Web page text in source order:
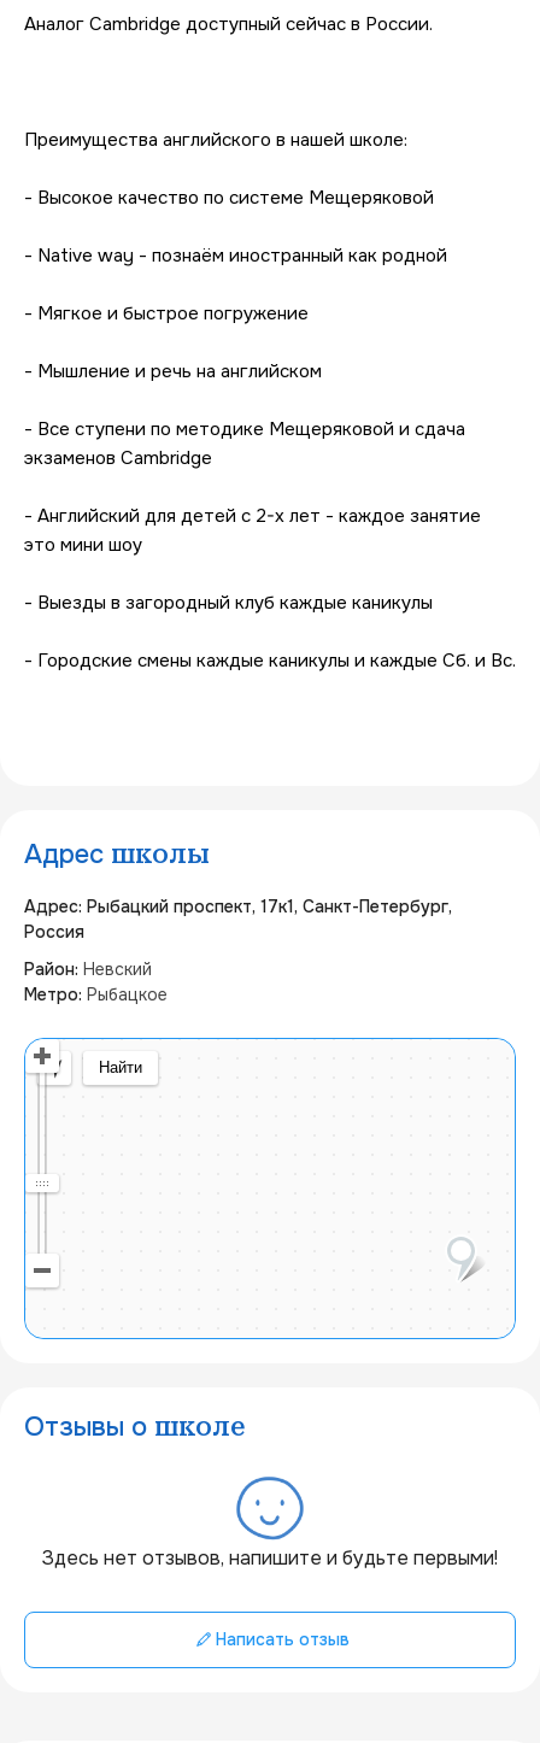
Аналог Cambridge доступный сейчас в России.
Преимущества английского в нашей школе:
- Высокое качество по системе Мещеряковой
- Native way - познаём иностранный как родной
- Мягкое и быстрое погружение
- Мышление и речь на английском
- Все ступени по методике Мещеряковой и сдача
экзаменов Cambridge
- Английский для детей с 2-х лет - каждое занятие
это мини шоу
- Выезды в загородный клуб каждые каникулы
- Городские смены каждые каникулы и каждые Сб. и Вс.
Адрес школы
Адрес: Рыбацкий проспект, 17к1, Санкт-Петербург,
Россия
Район: Невский
Метро: Рыбацкое
Найти
Отзывы о школе
Здесь нет отзывов, напишите и будьте первыми!
Написать отзыв